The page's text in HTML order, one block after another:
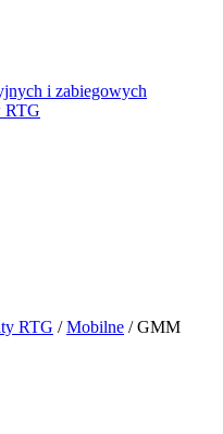
i zabiegowych
RTG
RTG /Mobilne /GMM